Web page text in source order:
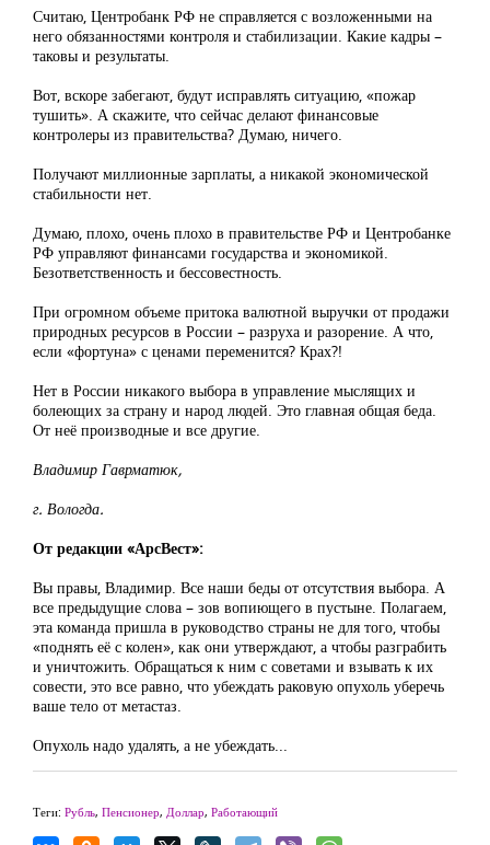
Считаю, Центробанк РФ не справляется с возложенными на
него обязанностями контроля и стабилизации. Какие кадры –
таковы и результаты.
Вот, вскоре забегают, будут исправлять ситуацию, «пожар
тушить». А скажите, что сейчас делают финансовые
контролеры из правительства? Думаю, ничего.
Получают миллионные зарплаты, а никакой экономической
стабильности нет.
Думаю, плохо, очень плохо в правительстве РФ и Центробанке
РФ управляют финансами государства и экономикой.
Безответственность и бессовестность.
При огромном объеме притока валютной выручки от продажи
природных ресурсов в России – разруха и разорение. А что,
если «фортуна» с ценами переменится? Крах?!
Нет в России никакого выбора в управление мыслящих и
болеющих за страну и народ людей. Это главная общая беда.
От неё производные и все другие.
Владимир Гаврматюк,
г. Вологда.
От редакции «АрсВест»:
Вы правы, Владимир. Все наши беды от отсутствия выбора. А
все предыдущие слова – зов вопиющего в пустыне. Полагаем,
эта команда пришла в руководство страны не для того, чтобы
«поднять её с колен», как они утверждают, а чтобы разграбить
и уничтожить. Обращаться к ним с советами и взывать к их
совести, это все равно, что убеждать раковую опухоль уберечь
ваше тело от метастаз.
Опухоль надо удалять, а не убеждать...
Теги: Рубль, Пенсионер, Доллар, Работающий